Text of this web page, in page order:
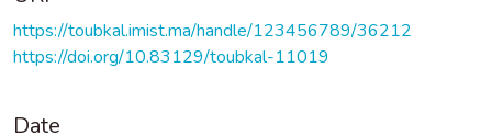
https://toubkal.imist.ma/handle/123456789/36212
https://doi.org/10.83129/toubkal-11019
Date